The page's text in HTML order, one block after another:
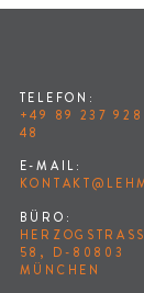
TELEFON:
+49 89 237 928
48
E-MAIL:
BÜRO:
8, D-80803 M
ÜNCHEN